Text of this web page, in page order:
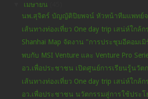
เมษายน
นพ.สุจิตร์ บัญญัติปิยพจน์ หัวหน้าทีมแพทย์จ
เส้นทางท่องเที่ยว One day trip เสน่ห์ใกล้ก
Shanhai Map จัดงาน "การประชุมอีคอมเ
พบกับ MSI Venture และ Venture Pro
อว.เพื่อประชาชน เปิดศูนย์การเรียนรู้นวัต
เส้นทางท่องเที่ยว One day trip เสน่ห์ใกล้ก
อว.เพื่อประชาชน นวัตกรรมสู่การใช้ประ